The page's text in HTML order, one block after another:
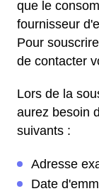
que le
fournisseur
Pour
de contacter
Lors de la
aurez besoin
suivants :
Adresse
Date